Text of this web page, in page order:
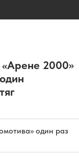
2000»
один раз